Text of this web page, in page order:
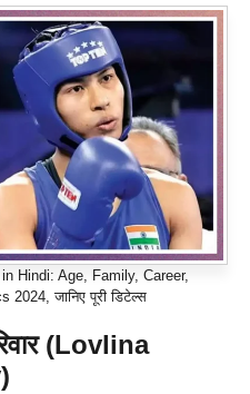
Hindi: Age, Family, Career,
जानिए पूरी डिटेल्स
(Lovlina